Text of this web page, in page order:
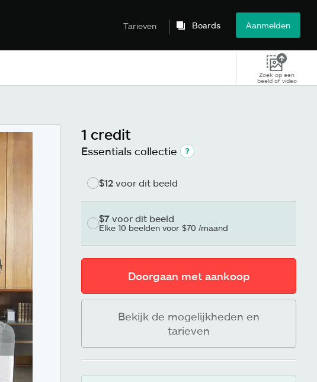
Tarieven Boards Aanmelden
Zoek op een
beeld of video
1 credit
Essentials collectie
$12 voor dit beeld
$7 voor dit beeld
Elke 10 beelden voor $70 /maand
Doorgaan met aankoop
Bekijk de mogelijkheden en
tarieven